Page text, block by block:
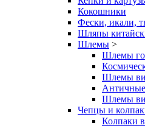
Кокошники
Фески, икали,
Шляпы
Шлемы >
Шлемы
Шлемы
Шлемы
Чепцы и
Колпаки